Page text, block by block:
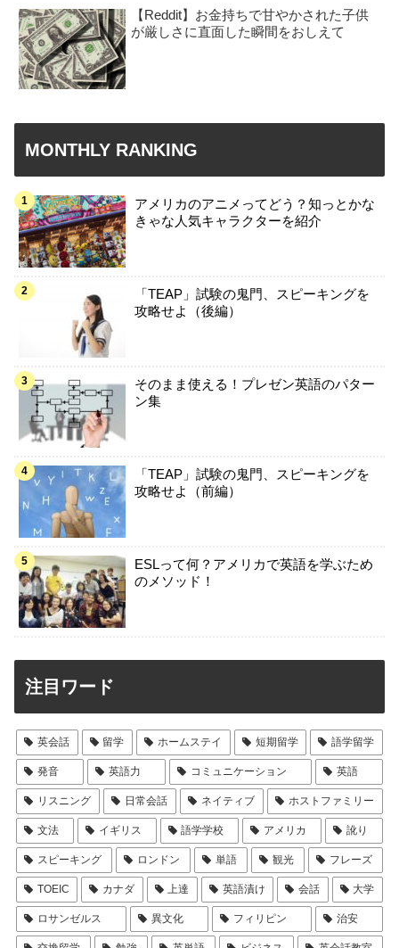
【Reddit】お金持ちで甘やかされた子供
が厳しさに直面した瞬間をおしえて
MONTHLY RANKING
アメリカのアニメってどう？知っとかな
きゃな人気キャラクターを紹介
「TEAP」試験の鬼門、スピーキングを
攻略せよ（後編）
そのまま使える！プレゼン英語のパター
ン集
「TEAP」試験の鬼門、スピーキングを
攻略せよ（前編）
ESLって何？アメリカで英語を学ぶため
のメソッド！
注目ワード
英会話 留学 ホームステイ 短期留学 語学留学
発音 英語力 コミュニケーション 英語
リスニング 日常会話 ネイティブ ホストファミリー
文法 イギリス 語学学校 アメリカ 訛り
スピーキング ロンドン 単語 観光 フレーズ
TOEIC カナダ 上達 英語漬け 会話 大学
ロサンゼルス 異文化 フィリピン 治安